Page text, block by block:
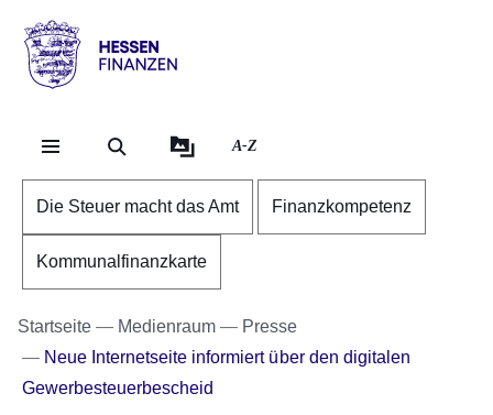
Hessen
Finanzen
A-Z
Die Steuer macht das Amt Finanzkompetenz
Kommunalfinanzkarte
Startseite Medienraum
Presse
Neue Internetseite informiert über den digitalen
Gewerbesteuerbescheid